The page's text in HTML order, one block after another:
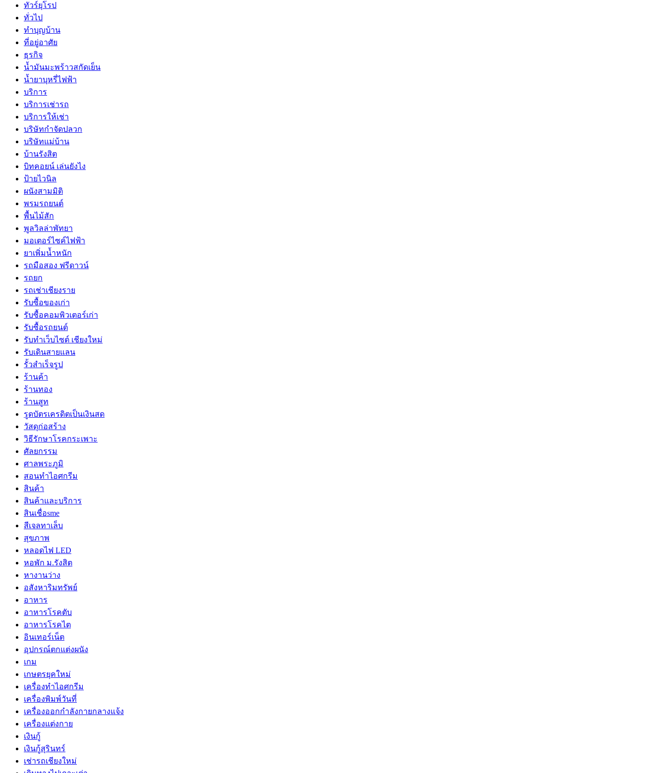
ทัวร์ยุโรป
ทั่วไป
ทำบุญบ้าน
ที่อยู่อาศัย
ธุรกิจ
น้ำมันมะพร้าวสกัดเย็น
น้ำยาบุหรี่ไฟฟ้า
บริการ
บริการเช่ารถ
บริการให้เช่า
บริษัทกำจัดปลวก
บริษัทแม่บ้าน
บ้านรังสิต
บิทคอยน์ เล่นยังไง
ป้ายไวนิล
ผนังสามมิติ
พรมรถยนต์
พื้นไม้สัก
พูลวิลล่าพัทยา
มอเตอร์ไซค์ไฟฟ้า
ยาเพิ่มน้ำหนัก
รถมือสอง ฟรีดาวน์
รถยก
รถเช่าเชียงราย
รับซื้อของเก่า
รับซื้อคอมพิวเตอร์เก่า
รับซื้อรถยนต์
รับทำเว็บไซต์ เชียงใหม่
รับเดินสายแลน
รั้วสำเร็จรูป
ร้านค้า
ร้านทอง
ร้านสูท
รูดบัตรเครดิตเป็นเงินสด
วัสดุก่อสร้าง
วิธีรักษาโรคกระเพาะ
ศัลยกรรม
ศาลพระภูมิ
สอนทำไอศกรีม
สินค้า
สินค้าและบริการ
สินเชื่อsme
สีเจลทาเล็บ
สุขภาพ
หลอดไฟ LED
หอพัก ม.รังสิต
หางานว่าง
อสังหาริมทรัพย์
อาหาร
อาหารโรคตับ
อาหารโรคไต
อินเทอร์เน็ต
อุปกรณ์ตกแต่งผนัง
เกม
เกษตรยุคใหม่
เครื่องทำไอศกรีม
เครื่องพิมพ์วันที่
เครื่องออกกำลังกายกลางแจ้ง
เครื่องแต่งกาย
เงินกู้
เงินกู้สุรินทร์
เช่ารถเชียงใหม่